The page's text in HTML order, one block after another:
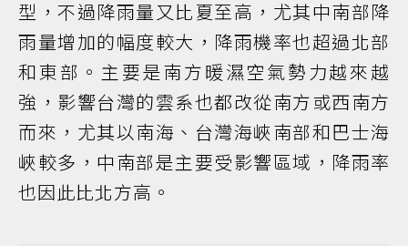
型，不過降雨量又比夏至高，尤其中南部降
雨量增加的幅度較大，降雨機率也超過北部
和東部。主要是南方暖濕空氣勢力越來越
強，影響台灣的雲系也都改從南方或西南方
而來，尤其以南海、台灣海峽南部和巴士海
峽較多，中南部是主要受影響區域，降雨率
也因此比北方高。